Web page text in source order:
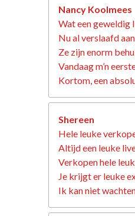
Nancy Koolmees
Wat een geweldig
Nu al verslaafd
Ze zijn enorm
Vandaag m’n
Kortom, een
Shereen
Hele leuke
Altijd een leuke
Verkopen hele
Je krijgt er leuke
Ik kan niet